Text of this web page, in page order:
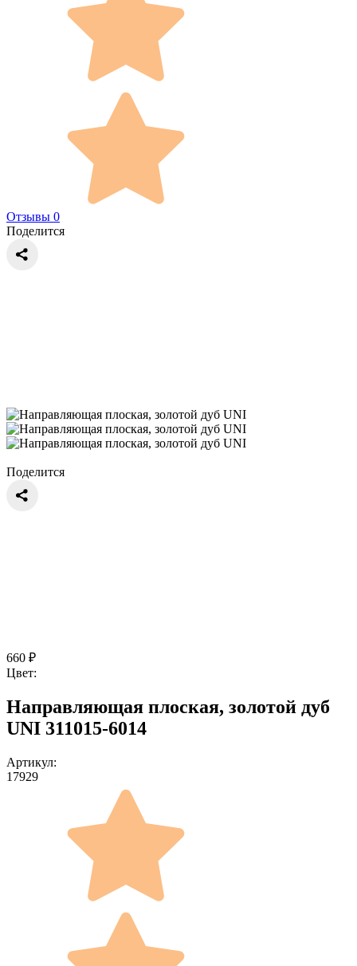
Отзывы 0
Поделится
Поделится
660 ₽
Цвет:
Направляющая плоская, золотой дуб
UNI 311015-6014
Артикул:
17929